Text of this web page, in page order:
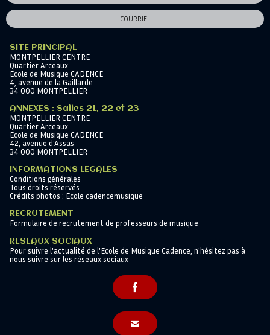
COURRIEL
SITE PRINCIPAL
MONTPELLIER CENTRE
Quartier Arceaux
Ecole de Musique CADENCE
4, avenue de la Gaillarde
34 000 MONTPELLIER
ANNEXES : Salles 21, 22 et 23
MONTPELLIER CENTRE
Quartier Arceaux
Ecole de Musique CADENCE
42, avenue d'Assas
34 000 MONTPELLIER
INFORMATIONS LEGALES
Conditions générales
Tous droits réservés
Crédits photos : Ecole cadencemusique
RECRUTEMENT
Formulaire de recrutement de professeurs de musique
RESEAUX SOCIAUX
Pour suivre l'actualité de l'Ecole de Musique Cadence, n'hésitez pas à
nous suivre sur les réseaux sociaux